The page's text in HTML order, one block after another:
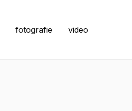
fotografie video